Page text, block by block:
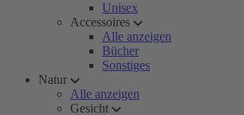
Unisex
Accessoires
Alle anzeigen
Bücher
Sonstiges
Natur
Alle anzeigen
Gesicht